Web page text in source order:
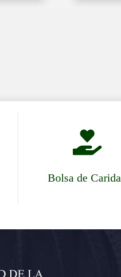

Bolsa de